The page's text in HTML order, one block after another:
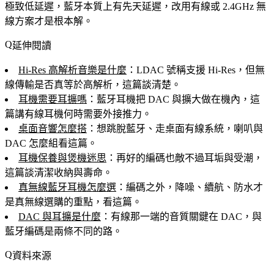
極致低延遲，藍牙本質上有先天延遲，改用有線或 2.4GHz 無
線方案才是根本解。
延伸閱讀
Hi-Res 高解析音樂是什麼 ：LDAC 號稱支援 Hi-Res，但無
線傳輸是否真等於高解析，這篇談清楚。
耳機需要耳擴嗎 ：藍牙耳機把 DAC 與擴大做在機內，這
篇講有線耳機何時需要外接推力。
桌面音響怎麼搭 ：想跳脫藍牙、走桌面有線系統，喇叭與
DAC 怎麼組看這篇。
耳機保養與煲機迷思 ：再好的編碼也敵不過耳垢與受潮，
這篇談清潔收納與壽命。
真無線藍牙耳機怎麼選 ：編碼之外，降噪、續航、防水才
是真無線選購的重點，看這篇。
DAC 與耳擴是什麼 ：有線那一端的音質關鍵在 DAC，與
藍牙編碼是兩條不同的路。
資料來源